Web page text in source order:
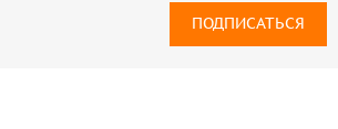
ПОДПИСАТЬСЯ